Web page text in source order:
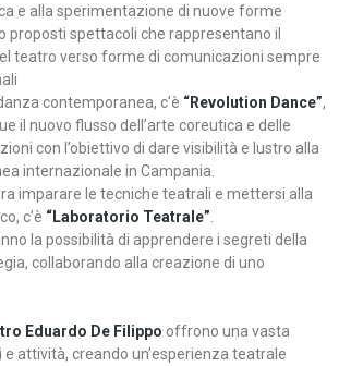
e alla sperimentazione di nuove forme
proposti spettacoli che rappresentano il
teatro verso forme di comunicazioni sempre
contemporanea, c’è “Revolution Dance”,
il nuovo flusso dell’arte coreutica e delle
con l’obiettivo di dare visibilità e lustro alla
internazionale in Campania.
imparare le tecniche teatrali e mettersi alla
c’è “Laboratorio Teatrale”
la possibilità di apprendere i segreti della
collaborando alla creazione di uno
Eduardo De Filippo offrono una vasta
attività, creando un’esperienza teatrale